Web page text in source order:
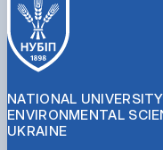
NATIONAL
ENVIRONMENTAL
UKRAINE